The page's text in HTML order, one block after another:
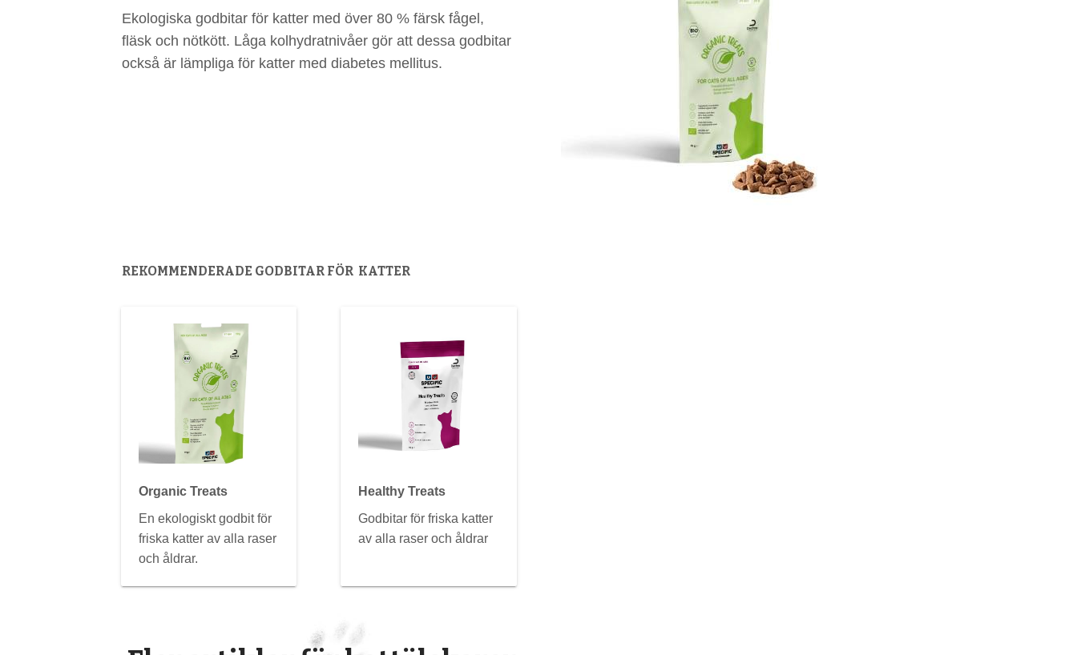
Ekologiska godbitar för katter med över 80 % färsk fågel,
fläsk och nötkött. Låga kolhydratnivåer gör att dessa godbitar
också är lämpliga för katter med diabetes mellitus.
REKOMMENDERADE GODBITAR FÖR KATTER
Organic Treats
En ekologiskt godbit för
friska katter av alla raser
och åldrar.
Healthy Treats
Godbitar för friska katter
av alla raser och åldrar